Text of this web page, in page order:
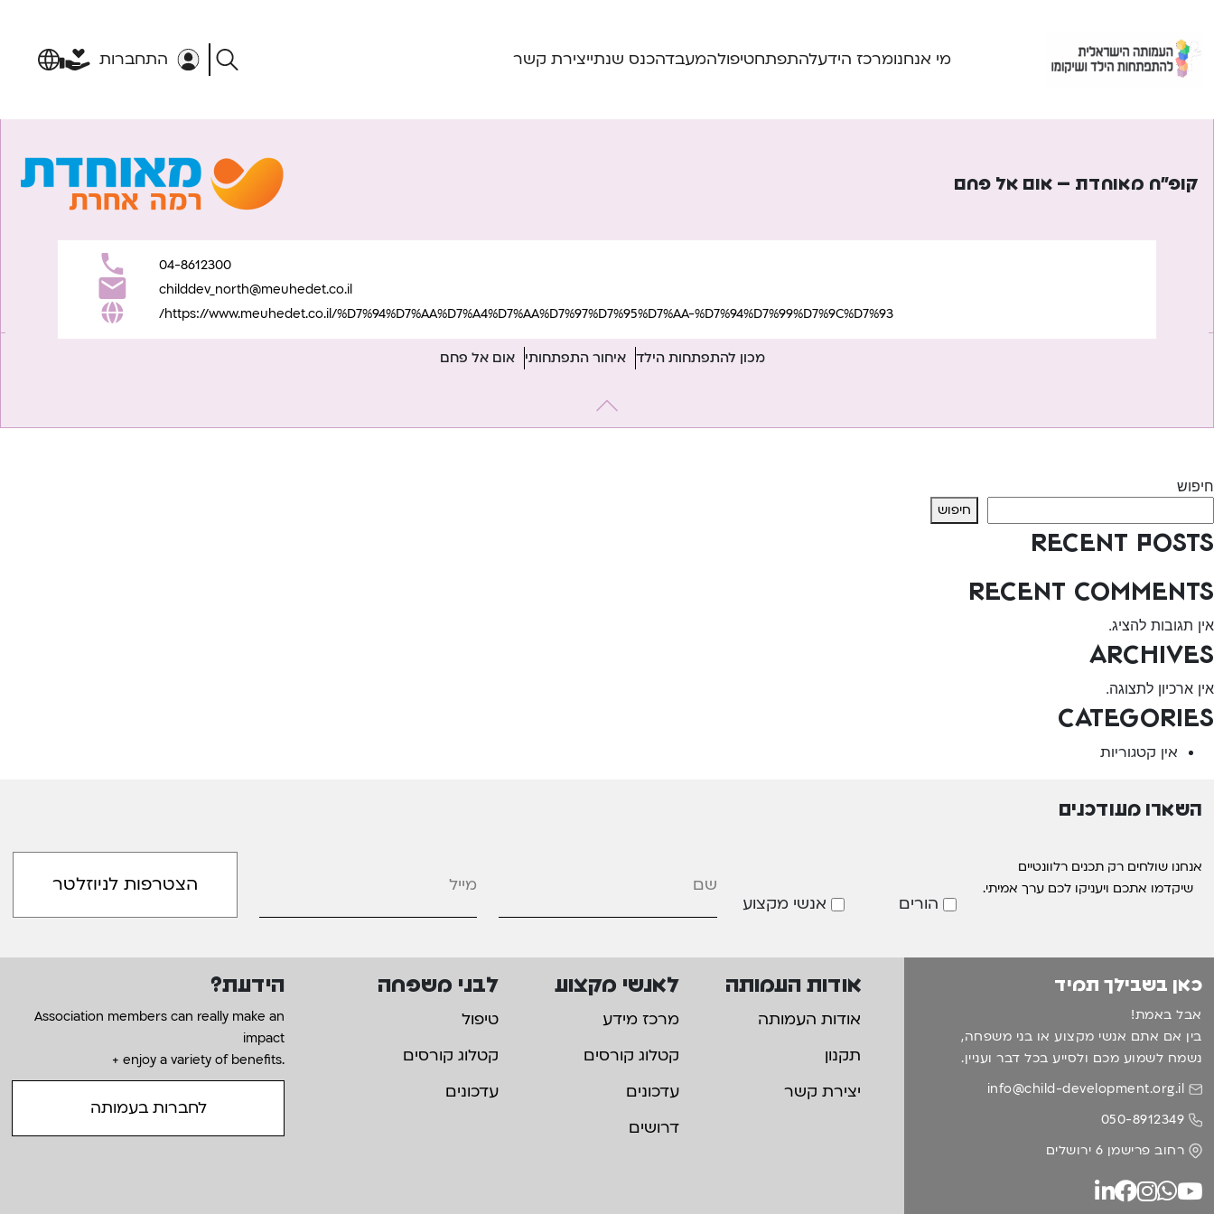
content
מי אנחנומרכז הידעלהתפתחטיפולהמעבדהכנס שנתייצירת קשר התחברות
קופ”ח מאוחדת – אום אל פחם
04-8612300
childdev_north@meuhedet.co.il
https://www.meuhedet.co.il/%D7%94%D7%AA%D7%A4%D7%AA%D7%97%D7%95%D7%AA-%D7%94%D7%99%D7%9C%D7%93/
מכון להתפתחות הילד איחור התפתחותי אום אל פחם
חיפוש
חיפוש
Recent Posts
Recent Comments
אין תגובות להציג.
Archives
אין ארכיון לתצוגה.
Categories
אין קטגוריות
השארו מעודכנים
אנחנו שולחים רק תכנים רלוונטיים
שיקדמו אתכם ויעניקו לכם ערך אמיתי.
הורים אנשי מקצוע
כאן בשבילך תמיד
אבל באמת!
בין אם אתם אנשי מקצוע או בני משפחה,
נשמח לשמוע מכם ולסייע בכל דבר ועניין.
info@child-development.org.il
050-8912349
רחוב פרישמן 6 ירושלים
אודות העמותה
אודות העמותה
תקנון
יצירת קשר
לאנשי מקצוע
מרכז מידע
קטלוג קורסים
עדכונים
דרושים
לבני משפחה
טיפול
קטלוג קורסים
עדכונים
הידעת?
Association members can really make an
impact
+ enjoy a variety of benefits.
לחברות בעמותה